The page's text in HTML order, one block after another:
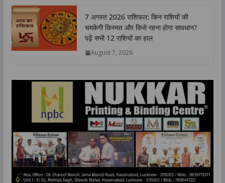
7 अगस्त 2026 राशिफल: किन राशियों की
चमकेगी किस्मत और किसे रहना होगा सावधान?
पढ़ें सभी 12 राशियों का हाल
August 7, 2026
उत्तर प्रदेश राज्य लखनऊ